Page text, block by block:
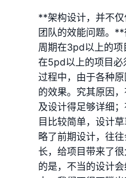
**架构设计，并不
团队的效能问题。
周期在3pd以上的项
在5pd以上的项目必
过程中，由于各种
的效果。究其原因
及设计得足够详细
目比较简单，设计
略了前期设计，往
长，给项目带来了
的是，不当的设计